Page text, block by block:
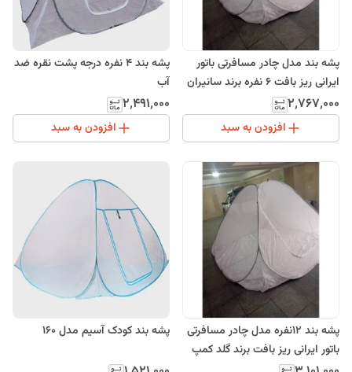
پشه بند مدل چادر مسافرتی باتور
ایرانی ریز بافت 6 نفره برند سانیران
۲٬۷۶۷٬۰۰۰
افزودن به سبد
پشه بند 4 نفره درجه پشت نقره ضد
آب
۲٬۴۹۱٬۰۰۰
افزودن به سبد
پشه بند 12نفره مدل چادر مسافرتی
باتور ایرانی ریز بافت برند گلد کمپ
پشه بند کودک آسیم مدل 160